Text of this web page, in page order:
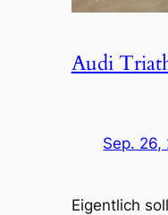
Audi
Sep. 26,
Eigentlich